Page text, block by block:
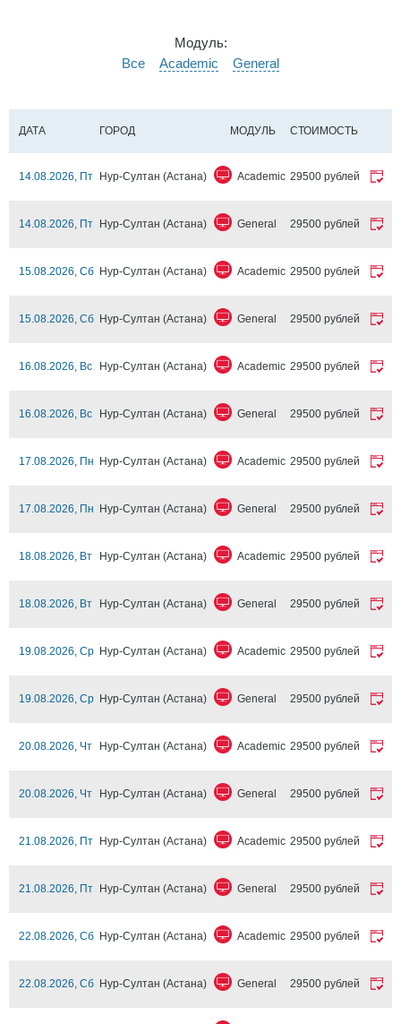
Модуль:
Все
Academic General
ДАТА ГОРОД МОДУЛЬ СТОИМОСТЬ
14.08.2026, Пт Нур-Султан (Астана) Academic 29500 рублей
14.08.2026, Пт Нур-Султан (Астана) General 29500 рублей
15.08.2026, Сб Нур-Султан (Астана) Academic 29500 рублей
15.08.2026, Сб Нур-Султан (Астана) General 29500 рублей
16.08.2026, Вс Нур-Султан (Астана) Academic 29500 рублей
16.08.2026, Вс Нур-Султан (Астана) General 29500 рублей
17.08.2026, Пн Нур-Султан (Астана) Academic 29500 рублей
17.08.2026, Пн Нур-Султан (Астана) General 29500 рублей
18.08.2026, Вт Нур-Султан (Астана) Academic 29500 рублей
18.08.2026, Вт Нур-Султан (Астана) General 29500 рублей
19.08.2026, Ср Нур-Султан (Астана) Academic 29500 рублей
19.08.2026, Ср Нур-Султан (Астана) General 29500 рублей
20.08.2026, Чт Нур-Султан (Астана) Academic 29500 рублей
20.08.2026, Чт Нур-Султан (Астана) General 29500 рублей
21.08.2026, Пт Нур-Султан (Астана) Academic 29500 рублей
21.08.2026, Пт Нур-Султан (Астана) General 29500 рублей
22.08.2026, Сб Нур-Султан (Астана) Academic 29500 рублей
22.08.2026, Сб Нур-Султан (Астана) General 29500 рублей